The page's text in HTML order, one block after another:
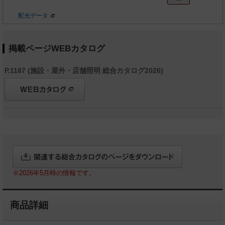
配光データ
掲載ページWEBカタログ
P.1187 (施設・屋外・店舗照明 総合カタログ2026)
※2026年5月時の情報です。
商品詳細